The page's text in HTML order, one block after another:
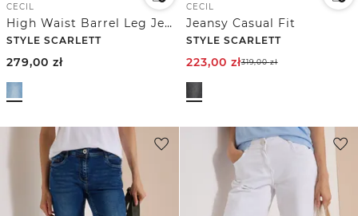
CECIL
High Waist Barrel Leg Jeans w stylu Loose Fit
STYLE SCARLETT
279,00 zł
CECIL
Jeansy Casual Fit
STYLE SCARLETT
223,00 zł319,00zł